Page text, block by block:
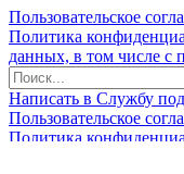
Пользовательское
Политика
данных, в том числе
Написать в Службу
Пользовательское
Политика